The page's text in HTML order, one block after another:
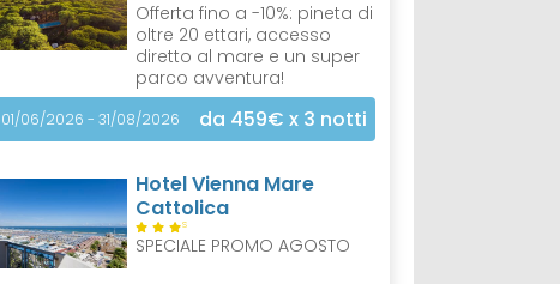
Offerta fino a -10%: pineta di
oltre 20 ettari, accesso
diretto al mare e un super
parco avventura!
01/06/2026 - 31/08/2026 da 459€ x 3 notti
Hotel Vienna Mare
Cattolica
S
SPECIALE PROMO AGOSTO